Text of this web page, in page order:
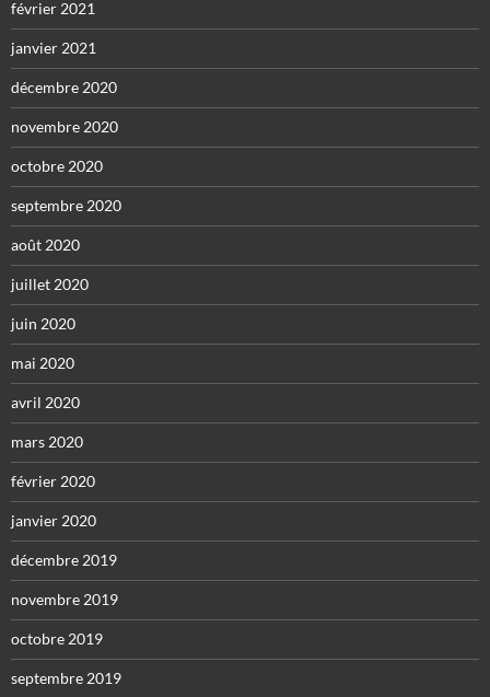
février 2021
janvier 2021
décembre 2020
novembre 2020
octobre 2020
septembre 2020
août 2020
juillet 2020
juin 2020
mai 2020
avril 2020
mars 2020
février 2020
janvier 2020
décembre 2019
novembre 2019
octobre 2019
septembre 2019